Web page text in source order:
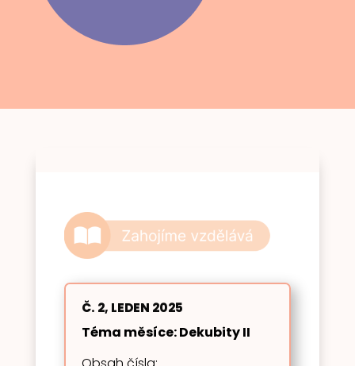
Č. 2, LEDEN 2025
Téma měsíce: Dekubity II